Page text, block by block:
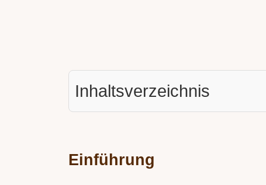
Inhaltsverzeichnis
Einführung